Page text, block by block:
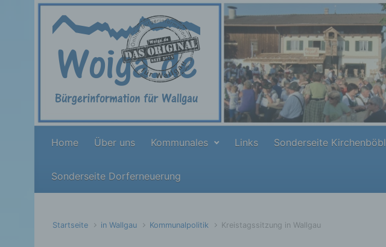
Zum Hauptinhalt springen
Home Über uns Kommunales Links Sonderseite Kirchenböbl
Sonderseite Dorferneuerung
Startseite in Wallgau Kommunalpolitik Kreistagssitzung in Wallgau